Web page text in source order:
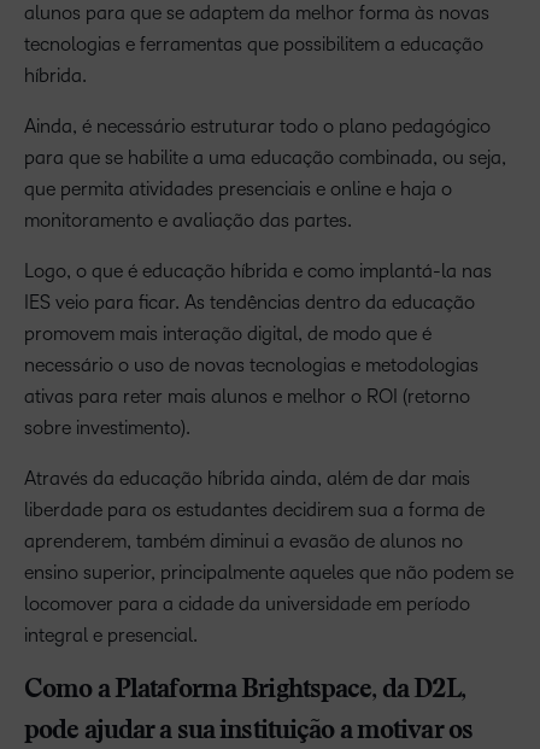
alunos para que se adaptem da melhor forma às novas
tecnologias e ferramentas que possibilitem a educação
híbrida.
Ainda, é necessário estruturar todo o plano pedagógico
para que se habilite a uma educação combinada, ou seja,
que permita atividades presenciais e online e haja o
monitoramento e avaliação das partes.
Logo, o que é educação híbrida e como implantá-la nas
IES veio para ficar. As tendências dentro da educação
promovem mais interação digital, de modo que é
necessário o uso de novas tecnologias e metodologias
ativas para reter mais alunos e melhor o ROI (retorno
sobre investimento).
Através da educação híbrida ainda, além de dar mais
liberdade para os estudantes decidirem sua a forma de
aprenderem, também diminui a evasão de alunos no
ensino superior, principalmente aqueles que não podem se
locomover para a cidade da universidade em período
integral e presencial.
Como a Plataforma Brightspace, da D2L,
pode ajudar a sua instituição a motivar os